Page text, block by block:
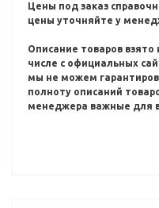
Цены под заказ
цены уточняйте у
Описание товаров взято
числе с официальных
мы не можем
полноту описаний
менеджера важные для